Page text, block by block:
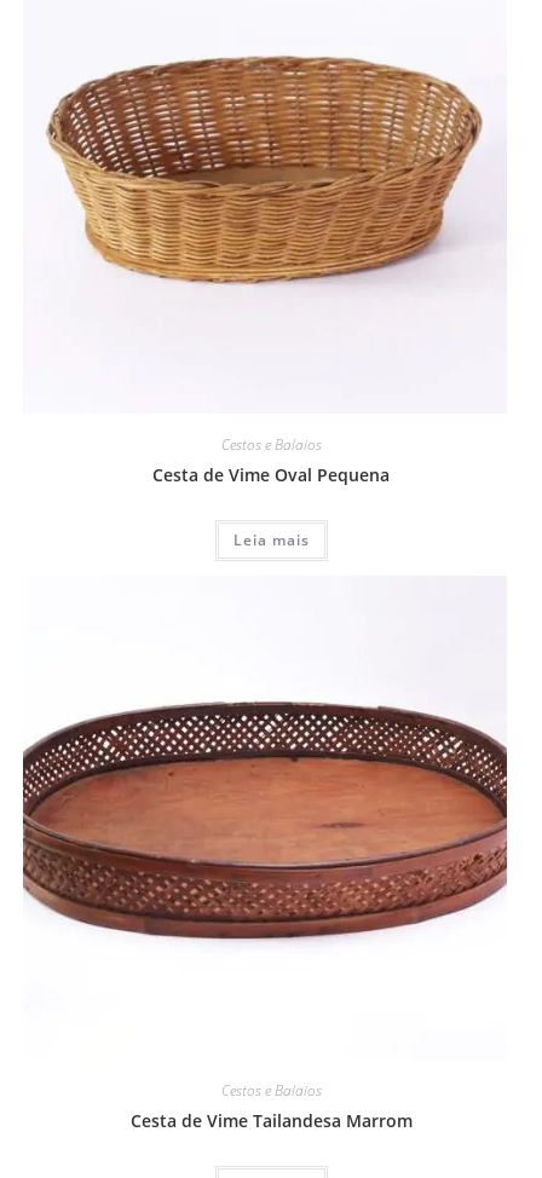
Cestos e Balaios
Cesta de Vime Oval Pequena
Leia mais
Cestos e Balaios
Cesta de Vime Tailandesa Marrom